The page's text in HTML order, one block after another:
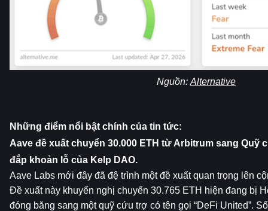
Nguồn: Alternative
Những điểm nổi bật chính của tin tức:
Aave đề xuất chuyển 30.000 ETH từ Arbitrum sang Quỹ
đắp khoản lỗ của Kelp DAO.
Aave Labs mới đây đã đệ trình một đề xuất quan trọng lên
Đề xuất này khuyến nghị chuyển 30.765 ETH hiện đang bị
đóng băng sang một quỹ cứu trợ có tên gọi “DeFi United”.